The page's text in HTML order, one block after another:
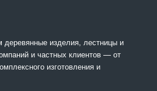
изделия, лестницы и
и частных клиентов — от
изготовления и